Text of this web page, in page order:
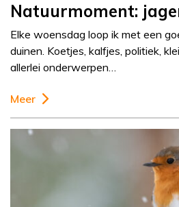
Natuurmoment:
Elke woensdag loop ik met een
duinen. Koetjes, kalfjes, politiek,
allerlei onderwerpen…
Meer